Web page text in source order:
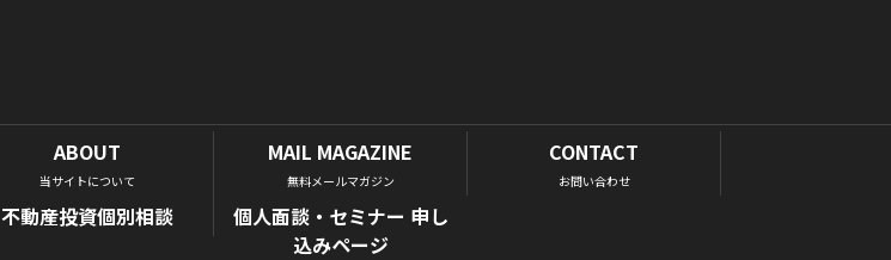
ABOUT
当サイトについて
MAIL MAGAZINE
無料メールマガジン
CONTACT
お問い合わせ
不動産投資個別相談
個人面談・セミナー 申し
込みページ